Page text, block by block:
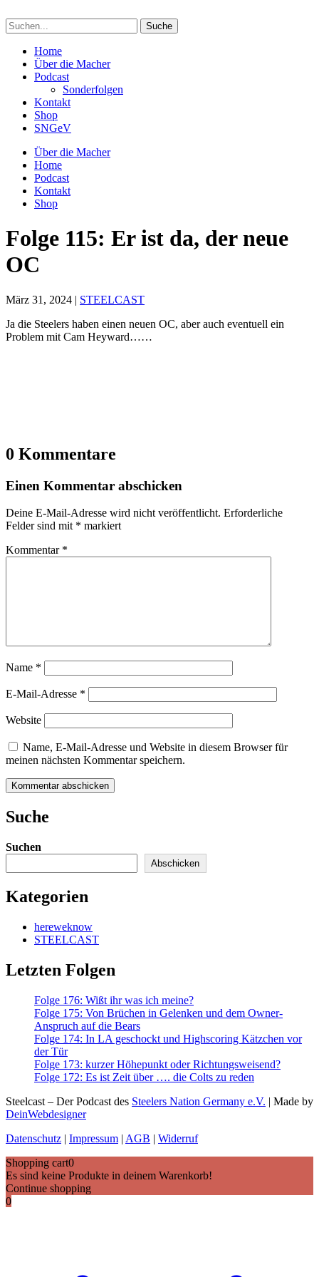
Suchen
nach:
Home
Über die Macher
Podcast
Sonderfolgen
Kontakt
Shop
SNGeV
Über die Macher
Home
Podcast
Kontakt
Shop
Folge 115: Er ist da, der neue
OC
März 31, 2024 | STEELCAST
Ja die Steelers haben einen neuen OC, aber auch eventuell ein
Problem mit Cam Heyward……
0 Kommentare
Einen Kommentar abschicken
Deine E-Mail-Adresse wird nicht veröffentlicht. Erforderliche
Felder sind mit * markiert
Kommentar *
Name *
E-Mail-Adresse *
Website
Name, E-Mail-Adresse und Website in diesem Browser für
meinen nächsten Kommentar speichern.
Kommentar abschicken
Suche
Suchen
Abschicken
Kategorien
hereweknow
STEELCAST
Letzten Folgen
Folge 176: Wißt ihr was ich meine?
Folge 175: Von Brüchen in Gelenken und dem Owner-
Anspruch auf die Bears
Folge 174: In LA geschockt und Highscoring Kätzchen vor
der Tür
Folge 173: kurzer Höhepunkt oder Richtungsweisend?
Folge 172: Es ist Zeit über …. die Colts zu reden
Steelcast – Der Podcast des Steelers Nation Germany e.V. | Made by
DeinWebdesigner
Datenschutz | Impressum | AGB | Widerruf
Shopping cart0
Es sind keine Produkte in deinem Warenkorb!
Continue shopping
0